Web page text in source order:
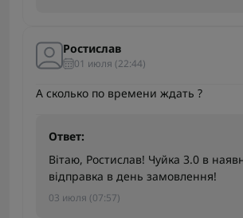
Ростислав
01 июля (22:44)
А сколько по времени ждать ?
Ответ:
Вітаю, Ростислав! Чуйка 3.0 в
відправка в день замовлення!
03 июля (07:57)